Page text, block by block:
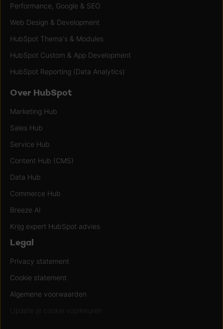
Performance, Google & SEO
Web Design & Development
HubSpot Thema's & Modules
HubSpot Custom & App Development
HubSpot Reporting (Data Analytics)
Over HubSpot
Marketing Hub
Sales Hub
Service Hub
Content Hub (CMS)
Data Hub
Commerce Hub
Breeze AI
Krijg expert HubSpot advies
Legal
Privacy statement
Cookie statement
Algemene voorwaarden
Update je cookie voorkeuren